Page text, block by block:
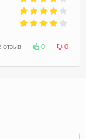
отзыв 0 0